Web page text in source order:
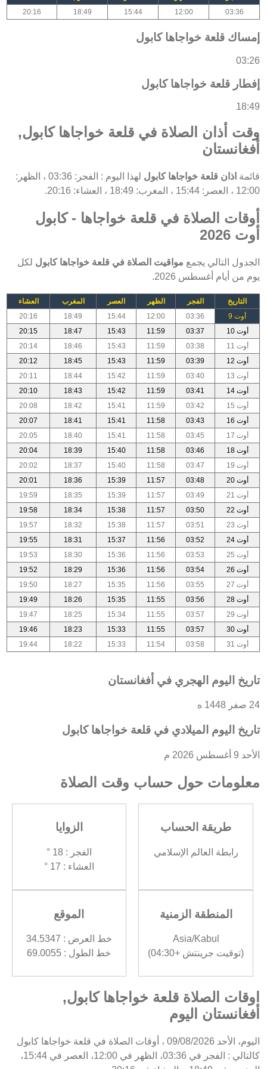
03:36
12:00
15:44
18:49
20:16
إمساك قلعة خواجاها كابول
03:26
إفطار قلعة خواجاها كابول
18:49
وقت أذان الصلاة في قلعة خواجاها كابول,
أفغانستان
قائمة اذان قلعة خواجاها كابول
لهذا اليوم : الفجر: 03:36 ، الظهر:
12:00 ، العصر: 15:44 ، المغرب: 18:49 ، العشاء: 20:16.
أوقات الصلاة في قلعة خواجاها - كابول
أوت 2026
الجدول التالي يجمع مواقيت الصلاة في قلعة خواجاها كابول لكل
يوم من أيام أغسطس 2026.
التاريخ الفجر الظهر العصر المغرب
العشاء
أوت 9
03:36
12:00
15:44
18:49
20:16
أوت 10
03:37
11:59
15:43
18:47
20:15
أوت 11
03:38
11:59
15:43
18:46
20:14
أوت 12
03:39
11:59
15:43
18:45
20:12
أوت 13
03:40
11:59
15:42
18:44
20:11
أوت 14
03:41
11:59
15:42
18:43
20:10
أوت 15
03:42
11:59
15:41
18:42
20:08
أوت 16
03:43
11:58
15:41
18:41
20:07
أوت 17
03:45
11:58
15:41
18:40
20:05
أوت 18
03:46
11:58
15:40
18:39
20:04
أوت 19
03:47
11:58
15:40
18:37
20:02
أوت 20
03:48
11:57
15:39
18:36
20:01
أوت 21
03:49
11:57
15:39
18:35
19:59
أوت 22
03:50
11:57
15:38
18:34
19:58
أوت 23
03:51
11:57
15:38
18:32
19:57
أوت 24
03:52
11:56
15:37
18:31
19:55
أوت 25
03:53
11:56
15:36
18:30
19:53
أوت 26
03:54
11:56
15:36
18:29
19:52
أوت 27
03:55
11:56
15:35
18:27
19:50
أوت 28
03:56
11:55
15:35
18:26
19:49
أوت 29
03:57
11:55
15:34
18:25
19:47
أوت 30
03:57
11:55
15:33
18:23
19:46
أوت 31
03:58
11:54
15:33
18:22
19:44
تاريخ اليوم الهجري في أفغانستان
24 صفر 1448 ه
تاريخ اليوم الميلادي في قلعة خواجاها كابول
الأحد 9 أغسطس 2026 م
معلومات حول حساب وقت الصلاة
طريقة الحساب
رابطة العالم الإسلامي
الزوايا
الفجر : 18 °
العشاء : 17 °
المنطقة الزمنية
Asia/Kabul
(توقيت جرينتش +04:30)
الموقع
خط العرض : 34.5347
خط الطول : 69.0055
اوقات الصلاة قلعة خواجاها كابول,
أفغانستان اليوم
اليوم، الأحد 09/08/2026 ، أوقات الصلاة في قلعة خواجاها كابول
كالتالي : الفجر في 03:36، الظهر في 12:00، العصر في 15:44،